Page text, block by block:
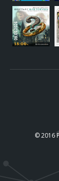
© 2016